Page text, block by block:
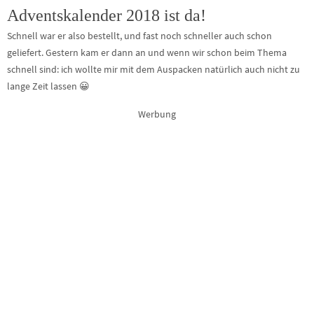
Adventskalender 2018 ist da!
Schnell war er also bestellt, und fast noch schneller auch schon
geliefert. Gestern kam er dann an und wenn wir schon beim Thema
schnell sind: ich wollte mir mit dem Auspacken natürlich auch nicht zu
lange Zeit lassen 😀
Werbung